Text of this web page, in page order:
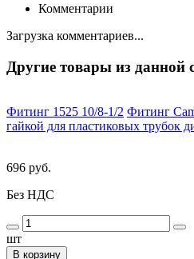
Комментарии
Загрузка комментариев...
Другие товары из данной
Фитинг 1525 10/8-1/2 Фитинг
гайкой для пластиковых трубок
696 руб.
Без НДС
шт
В корзину